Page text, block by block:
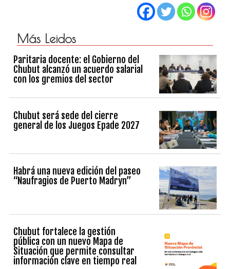
Más Leidos
Paritaria docente: el Gobierno del
Chubut alcanzó un acuerdo salarial
con los gremios del sector
Chubut será sede del cierre
general de los Juegos Epade 2027
Habrá una nueva edición del paseo
“Naufragios de Puerto Madryn”
Chubut fortalece la gestión
pública con un nuevo Mapa de
Situación que permite consultar
información clave en tiempo real